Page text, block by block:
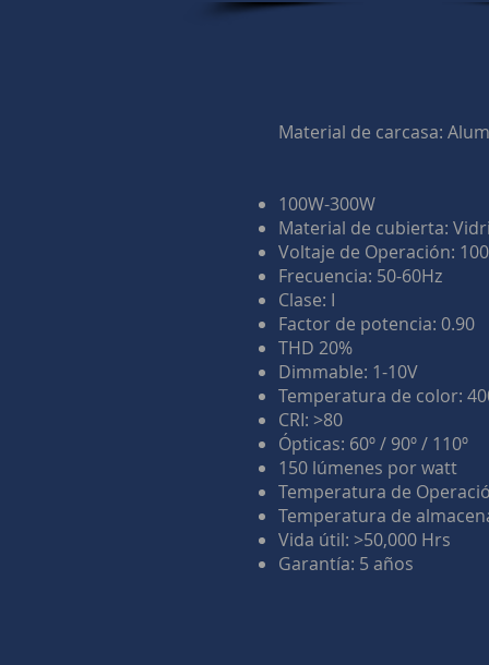
Material de carcasa:
100W-300W
Material de cubierta:
Voltaje de Operación:
Frecuencia: 50-60Hz
Clase: I
Factor de potencia: 0.90
THD 20%
Dimmable: 1-10V
Temperatura de color:
CRI: >80
Ópticas: 60º / 90º / 110º
150 lúmenes por watt
Temperatura de
Temperatura de
Vida útil: >50,000 Hrs
Garantía: 5 años